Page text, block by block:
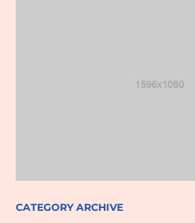
CATEGORY ARCHIVE